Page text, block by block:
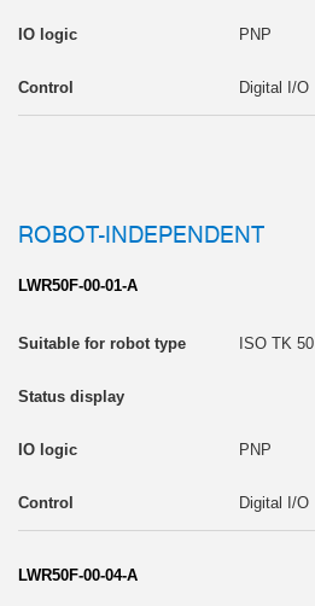
PNP
Digital I/O
ROBOT-INDEPENDENT
LWR50F-00-01-A
ISO TK 50
PNP
Digital I/O
LWR50F-00-04-A